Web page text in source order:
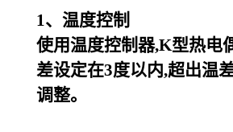
1、温度控制
使用温度控制器,K型热电
差设定在3度以内,超出温
调整。